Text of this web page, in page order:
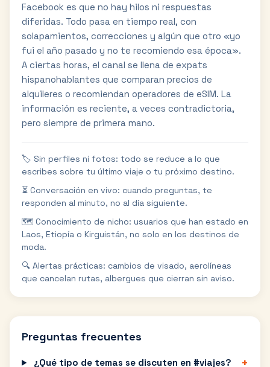
Facebook es que no hay hilos ni respuestas
diferidas. Todo pasa en tiempo real, con
solapamientos, correcciones y algún que otro «yo
fui el año pasado y no te recomiendo esa época».
A ciertas horas, el canal se llena de expats
hispanohablantes que comparan precios de
alquileres o recomiendan operadores de eSIM. La
información es reciente, a veces contradictoria,
pero siempre de primera mano.
🏷️ Sin perfiles ni fotos: todo se reduce a lo que
escribes sobre tu último viaje o tu próximo destino.
⏳ Conversación en vivo: cuando preguntas, te
responden al minuto, no al día siguiente.
🗺️ Conocimiento de nicho: usuarios que han estado en
Laos, Etiopía o Kirguistán, no solo en los destinos de
moda.
🔍 Alertas prácticas: cambios de visado, aerolíneas
que cancelan rutas, albergues que cierran sin aviso.
Preguntas frecuentes
¿Qué tipo de temas se discuten en #viajes? +